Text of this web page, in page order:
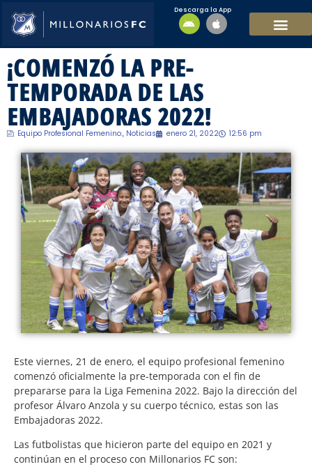
Descarga la App
¡COMENZÓ LA PRE-
TEMPORADA DE LAS
EMBAJADORAS 2022!
Equipo Profesional Femenino., Noticias enero 21, 2022 12:56 pm
Este viernes, 21 de enero, el equipo profesional femenino
comenzó oficialmente la pre-temporada con el fin de
prepararse para la Liga Femenina 2022. Bajo la dirección del
profesor Álvaro Anzola y su cuerpo técnico, estas son las
Embajadoras 2022.
Las futbolistas que hicieron parte del equipo en 2021 y
continúan en el proceso con Millonarios FC son: